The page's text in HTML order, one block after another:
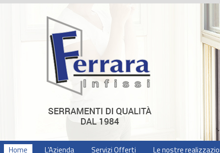
Home L’Azienda Servizi Offerti Le nostre